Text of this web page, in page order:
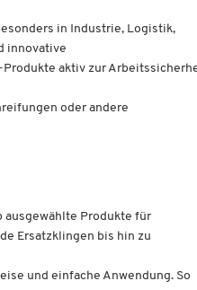
in Industrie, Logistik,
innovative
aktiv zur
oder andere
ausgewählte Produkte für
Ersatzklingen bis hin zu
und einfache Anwendung. So